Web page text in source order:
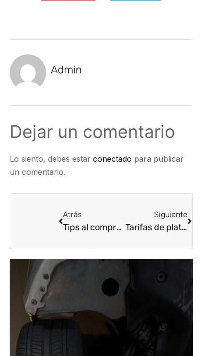
Admin
Dejar un comentario
Lo siento, debes estar conectado para publicar
un comentario.
Atrás
Tips al comprar autopartes
Siguiente
Tarifas de plataformas de movilidad en la jornada aumentan alrededor de 25%